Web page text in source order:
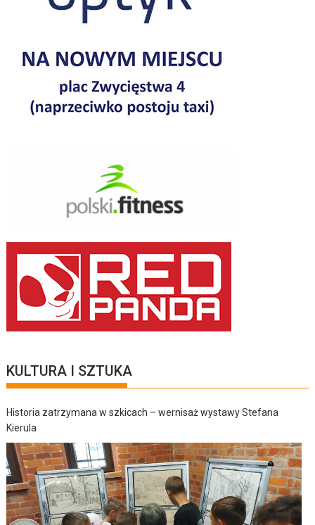
KULTURA I SZTUKA
Historia zatrzymana w szkicach – wernisaż wystawy Stefana
Kierula